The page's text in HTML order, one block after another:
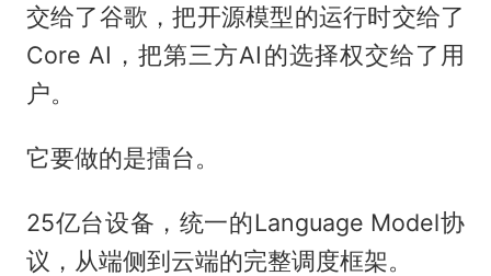
交给了谷歌，把开源模型的运行时交给了
Core AI，把第三方AI的选择权交给了用
户。
它要做的是擂台。
25亿台设备，统一的Language Model协
议，从端侧到云端的完整调度框架。